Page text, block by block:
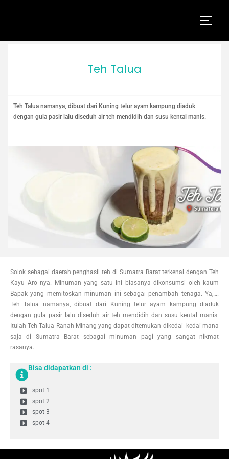
Teh Talua
Teh Talua namanya, dibuat dari Kuning telur ayam kampung diaduk
dengan gula pasir lalu diseduh air teh mendidih dan susu kental manis.
.
Solok sebagai daerah penghasil teh di Sumatra Barat terkenal dengan Teh
Kayu Aro nya. Minuman yang satu ini biasanya dikonsumsi oleh kaum
Bapak yang memitoskan minuman ini sebagai penambah tenaga. Ya,….
Teh Talua namanya, dibuat dari Kuning telur ayam kampung diaduk
dengan gula pasir lalu diseduh air teh mendidih dan susu kental manis.
Itulah Teh Talua Ranah Minang yang dapat ditemukan dikedai- kedai mana
saja di Sumatra Barat sebagai minuman pagi yang sangat nikmat
rasanya.
Bisa didapatkan di :
spot 1
spot 2
spot 3
spot 4